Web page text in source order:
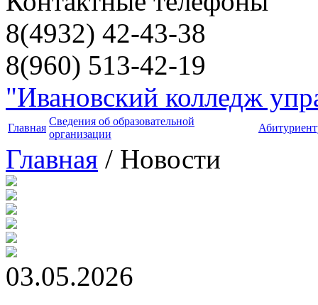
8(4932) 42-43-38
8(960) 513-42-19
"Ивановский колледж
Главная
Сведения об образовательной
организации
Главная / Новости
03.05.2026